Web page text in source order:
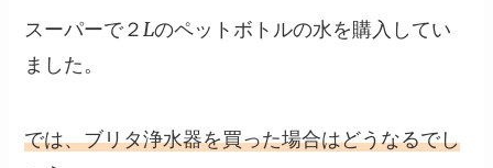
スーパーで２Lのペットボトルの水を購入してい
ました。
では、ブリタ浄水器を買った場合はどうなるでし